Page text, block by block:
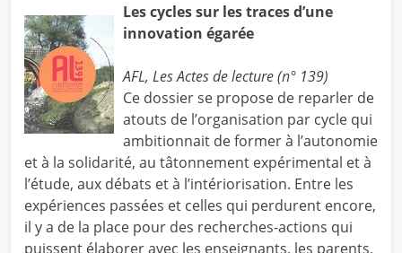
Les cycles sur les traces d’une
innovation égarée
AFL, Les Actes de lecture (n° 139)
Ce dossier se propose de reparler de
atouts de l’organisation par cycle qui
ambitionnait de former à l’autonomie
et à la solidarité, au tâtonnement expérimental et à
l’étude, aux débats et à l’intériorisation. Entre les
expériences passées et celles qui perdurent encore,
il y a de la place pour des recherches-actions qui
puissent élaborer avec les enseignants, les parents,